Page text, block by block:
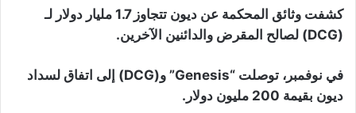
كشفت وثائق المحكمة عن ديون تتجاوز 1.7 مليار دولار لـ
(DCG) لصالح المقرض والدائنين الآخرين.
في نوفمبر، توصلت “Genesis” و(DCG) إلى اتفاق لسداد
ديون بقيمة 200 مليون دولار.